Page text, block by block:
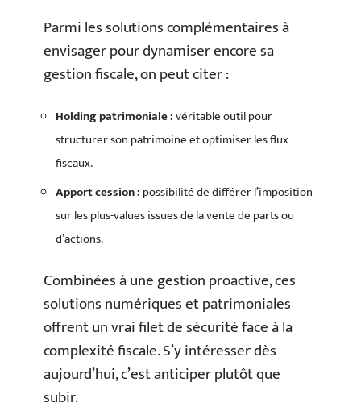
Parmi les solutions complémentaires à
envisager pour dynamiser encore sa
gestion fiscale, on peut citer :
Holding patrimoniale :véritable outil pour
structurer son patrimoine et optimiser les flux
fiscaux.
Apport cession : possibilité de différer l’imposition
sur les plus-values issues de la vente de parts ou
d’actions.
Combinées à une gestion proactive, ces
solutions numériques et patrimoniales
offrent un vrai filet de sécurité face à la
complexité fiscale. S’y intéresser dès
aujourd’hui, c’est anticiper plutôt que
subir.